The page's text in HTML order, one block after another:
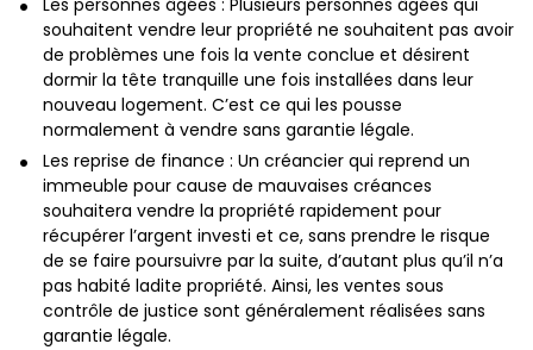
Les personnes âgées : Plusieurs personnes âgées qui
souhaitent vendre leur propriété ne souhaitent pas avoir
de problèmes une fois la vente conclue et désirent
dormir la tête tranquille une fois installées dans leur
nouveau logement. C’est ce qui les pousse
normalement à vendre sans garantie légale.
Les reprise de finance : Un créancier qui reprend un
immeuble pour cause de mauvaises créances
souhaitera vendre la propriété rapidement pour
récupérer l’argent investi et ce, sans prendre le risque
de se faire poursuivre par la suite, d’autant plus qu’il n’a
pas habité ladite propriété. Ainsi, les ventes sous
contrôle de justice sont généralement réalisées sans
garantie légale.